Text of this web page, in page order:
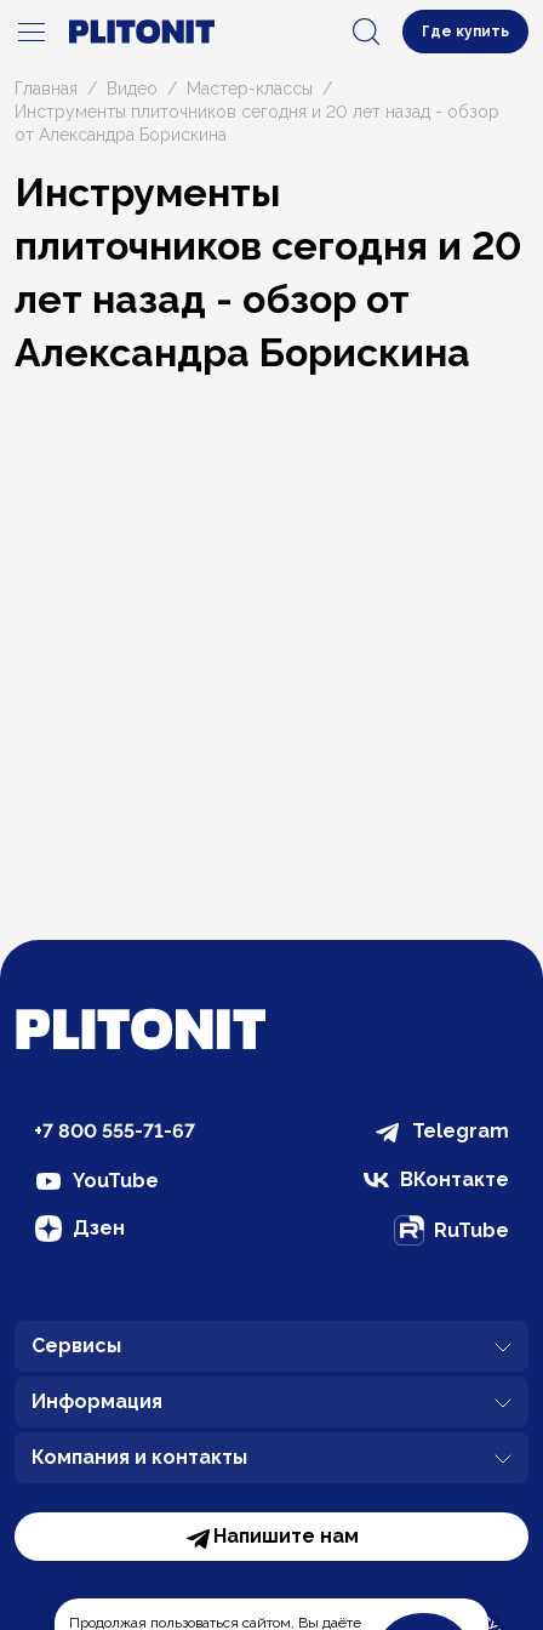
Где купить
Главная Видео
Мастер-классы
Инструменты плиточников сегодня и 20 лет назад - обзор
от Александра Борискина
Инструменты
плиточников сегодня и 20
лет назад - обзор от
Александра Борискина
Продолжая пользоваться сайтом, Вы даёте
+7 800 555-71-67 Telegram
YouTube ВКонтакте
Дзен RuTube
Сервисы
Информация
Компания и контакты
Напишите нам